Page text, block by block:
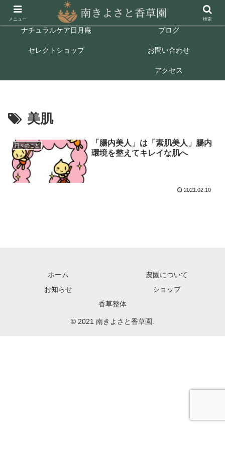
ホーム ごあいさつ
ナチュラルケア日月庵 ブログ
セレクトショップ お問い合わせ
アクセス
美肌
日々のこと
「腸内美人」は「素肌美人」腸内
環境を整えてキレイな肌へ
2021.02.10
ホーム
農園について
お知らせ
ショップ
香草整体
© 2021 南きよさと香草園.
メニュー 検索